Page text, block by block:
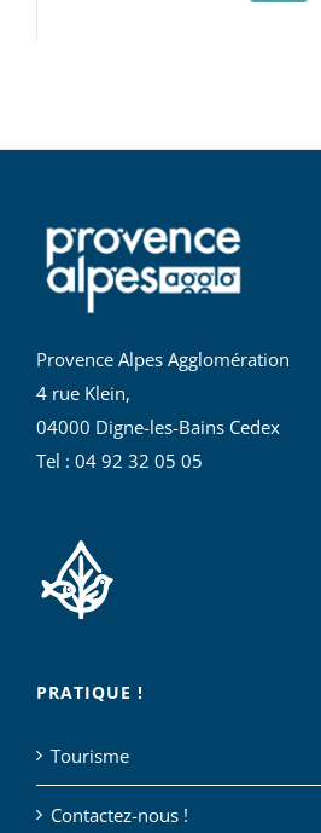
Provence Alpes Agglomération
4 rue Klein,
04000 Digne-les-Bains Cedex
Tel : 04 92 32 05 05
PRATIQUE !
Tourisme
Contactez-nous !